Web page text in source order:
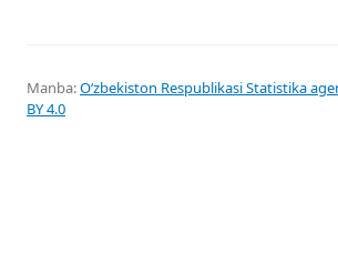
Manba:Oʻzbekiston Respublikasi Statistika
BY 4.0